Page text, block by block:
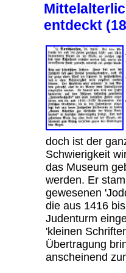
entdeckt
doch ist der
Schwierigkeit
das Museum
werden. Er
gewesenen
die aus 1416
Judenturm
'kleinen
Übertragung
anscheinend